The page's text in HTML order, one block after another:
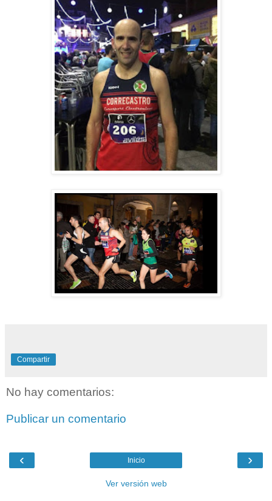
Compartir
No hay comentarios:
Publicar un comentario
‹ ›
Inicio
Ver versión web